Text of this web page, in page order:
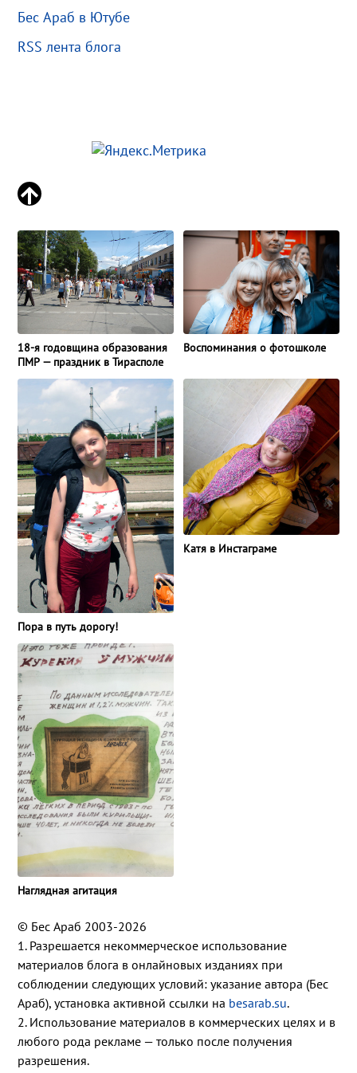
Бес Араб в Ютубе
RSS лента блога
18-я годовщина образования
ПМР — праздник в Тирасполе
Воспоминания о фотошколе
Пора в путь дорогу!
Катя в Инстаграме
Наглядная агитация
© Бес Араб 2003-2026
1. Разрешается некоммерческое использование
материалов блога в онлайновых изданиях при
соблюдении следующих условий: указание автора (Бес
Араб), установка активной ссылки на besarab.su.
2. Использование материалов в коммерческих целях и в
любого рода рекламе — только после получения
разрешения.